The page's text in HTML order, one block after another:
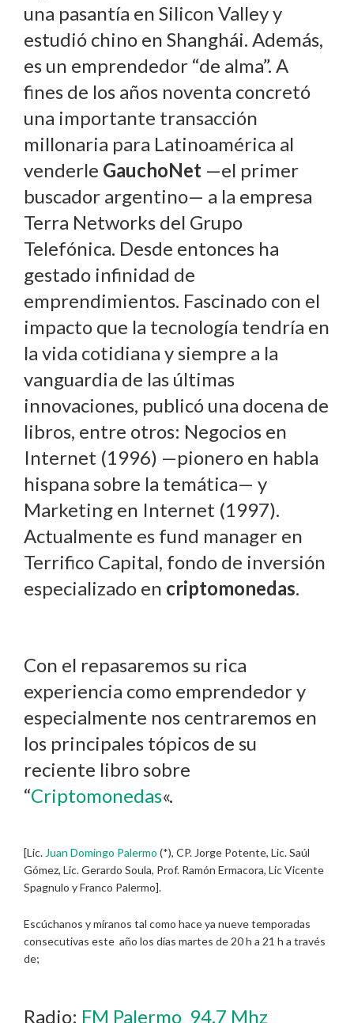
una pasantía en Silicon Valley y
estudió chino en Shanghái. Además,
es un emprendedor “de alma”. A
fines de los años noventa concretó
una importante transacción
millonaria para Latinoamérica al
venderle GauchoNet —el primer
buscador argentino— a la empresa
Terra Networks del Grupo
Telefónica. Desde entonces ha
gestado infinidad de
emprendimientos. Fascinado con el
impacto que la tecnología tendría en
la vida cotidiana y siempre a la
vanguardia de las últimas
innovaciones, publicó una docena de
libros, entre otros: Negocios en
Internet (1996) —pionero en habla
hispana sobre la temática— y
Marketing en Internet (1997).
Actualmente es fund manager en
Terrifico Capital, fondo de inversión
especializado en criptomonedas.
Con el repasaremos su rica
experiencia como emprendedor y
especialmente nos centraremos en
los principales tópicos de su
reciente libro sobre
“Criptomonedas«.
[Lic. Juan Domingo Palermo (*), CP. Jorge Potente, Lic. Saúl
Gómez, Lic. Gerardo Soula, Prof. Ramón Ermacora, Lic Vicente
Spagnulo y Franco Palermo].
Escúchanos y míranos tal como hace ya nueve temporadas
consecutivas este año los días martes de 20 h a 21 h a través
de;
Radio: FM Palermo 94.7 Mhz